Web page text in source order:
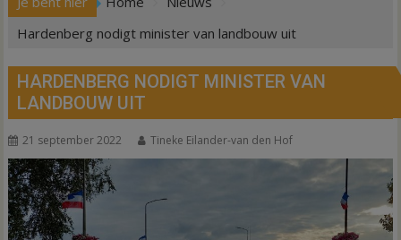
Hardenberg nodigt minister van landbouw uit
HARDENBERG NODIGT MINISTER VAN
LANDBOUW UIT
21 september 2022 Tineke Eilander-van den Hof